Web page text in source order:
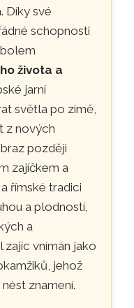
Díky své
schopnosti
života a
jarní
světla po zimě,
z nových
později
zajíčkem a
římské tradici
a plodností,
a
vnímán jako
jehož
znamení.